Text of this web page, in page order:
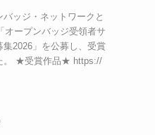
ッジ・ネットワークと
オープンバッジ受領者サ
2026」を公募し、受賞
。 ★受賞作品★ https://